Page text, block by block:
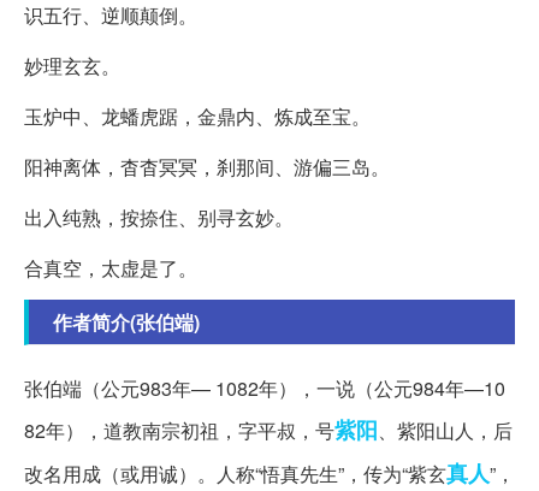
识五行、逆顺颠倒。
妙理玄玄。
玉炉中、龙蟠虎踞，金鼎内、炼成至宝。
阳神离体，杳杳冥冥，刹那间、游偏三岛。
出入纯熟，按捺住、别寻玄妙。
合真空，太虚是了。
作者简介(张伯端)
张伯端（公元983年— 1082年），一说（公元984年—10
82年），道教南宗初祖，字平叔，号紫阳、紫阳山人，后
改名用成（或用诚）。人称“悟真先生”，传为“紫玄真人”，